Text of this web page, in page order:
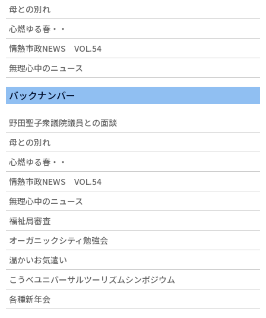
母との別れ
心燃ゆる春・・
情熱市政NEWS VOL.54
無理心中のニュース
バックナンバー
野田聖子衆議院議員との面談
母との別れ
心燃ゆる春・・
情熱市政NEWS VOL.54
無理心中のニュース
福祉局審査
オーガニックシティ勉強会
温かいお気遣い
こうべユニバーサルツーリズムシンポジウム
各種新年会